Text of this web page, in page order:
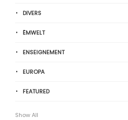
DIVERS
ËMWELT
ENSEIGNEMENT
EUROPA
FEATURED
Show All